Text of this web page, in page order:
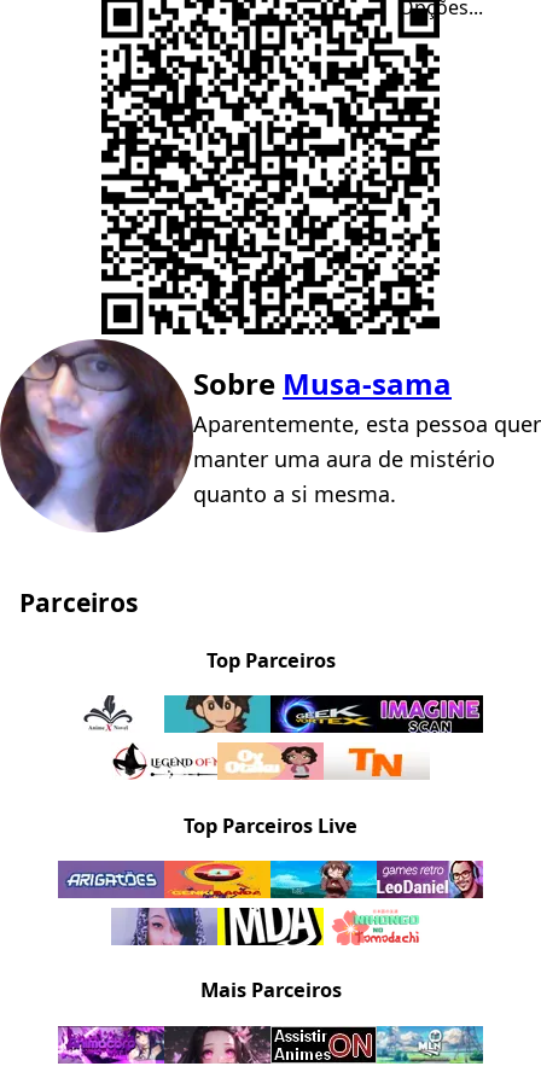
Opções...
Sobre Musa-sama
Aparentemente, esta pessoa quer
manter uma aura de mistério
quanto a si mesma.
Parceiros
Top Parceiros
Top Parceiros Live
Mais Parceiros